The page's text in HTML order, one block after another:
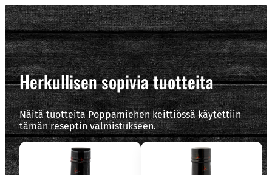
Herkullisen sopivia tuotteita
Näitä tuotteita Poppamiehen keittiössä käytettiin
tämän reseptin valmistukseen.